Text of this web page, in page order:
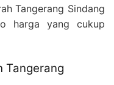
Tangerang Sindang
harga yang cukup
Tangerang